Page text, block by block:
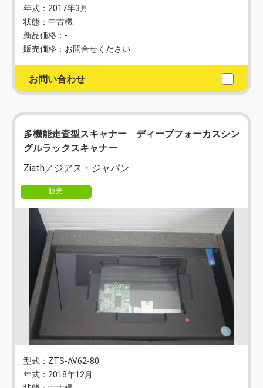
年式：2017年3月
状態：中古機
新品価格：-
販売価格：お問合せください
お問い合わせ
多機能走査型スキャナー ディープフォーカスシン
グルラックスキャナー
Ziath／ジアス・ジャパン
販売
型式：ZTS-AV62-80
年式：2018年12月